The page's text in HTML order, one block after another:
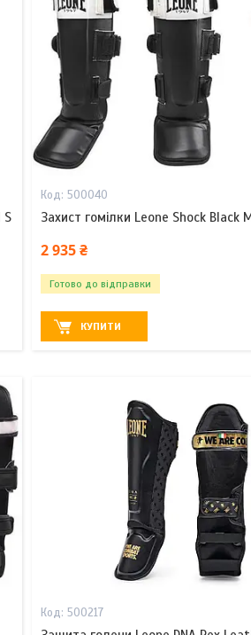
S
500040
Захист гомілки Leone Shock Black
2 935 ₴
Готово до відправки
КУПИТИ
500217